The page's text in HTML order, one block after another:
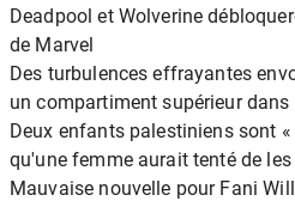
Deadpool et Wolverine
de Marvel
Des turbulences effrayantes
un compartiment supérieur
Deux enfants palestiniens sont
qu'une femme aurait tenté de les
Mauvaise nouvelle pour Fani